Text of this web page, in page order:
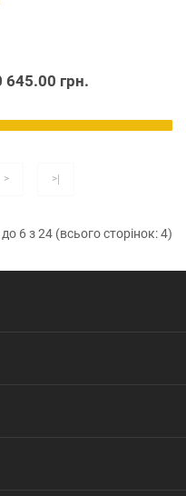
645.00 грн.
> >|
6 з 24 (всього сторінок: 4)